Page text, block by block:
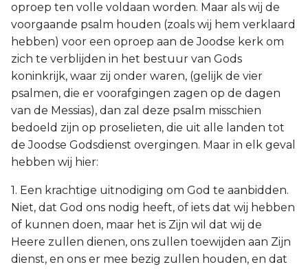
oproep ten volle voldaan worden. Maar als wij de
voorgaande psalm houden (zoals wij hem verklaard
hebben) voor een oproep aan de Joodse kerk om
zich te verblijden in het bestuur van Gods
koninkrijk, waar zij onder waren, (gelijk de vier
psalmen, die er voorafgingen zagen op de dagen
van de Messias), dan zal deze psalm misschien
bedoeld zijn op proselieten, die uit alle landen tot
de Joodse Godsdienst overgingen. Maar in elk geval
hebben wij hier:
1. Een krachtige uitnodiging om God te aanbidden.
Niet, dat God ons nodig heeft, of iets dat wij hebben
of kunnen doen, maar het is Zijn wil dat wij de
Heere zullen dienen, ons zullen toewijden aan Zijn
dienst, en ons er mee bezig zullen houden, en dat